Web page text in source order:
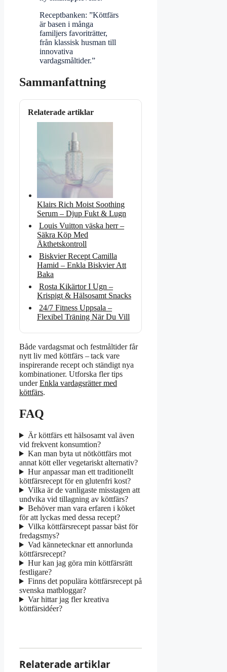
Receptbanken: ”Köttfärs
är basen i många
familjers favoriträtter,
från klassisk husman till
innovativa
vardagsmåltider.”
Sammanfattning
Relaterade artiklar
Klairs Rich Moist Soothing
Serum – Djup Fukt & Lugn
Louis Vuitton väska herr –
Säkra Köp Med
Äkthetskontroll
Biskvier Recept Camilla
Hamid – Enkla Biskvier Att
Baka
Rosta Kikärtor I Ugn –
Krispigt & Hälsosamt Snacks
24/7 Fitness Uppsala –
Flexibel Träning När Du Vill
Både vardagsmat och festmåltider får
nytt liv med köttfärs – tack vare
inspirerande recept och ständigt nya
kombinationer. Utforska fler tips
underEnkla vardagsrätter med
köttfärs.
FAQ
Är köttfärs ett hälsosamt val även
vid frekvent konsumtion?
Kan man byta ut nötköttfärs mot
annat kött eller vegetariskt alternativ?
Hur anpassar man ett traditionellt
köttfärsrecept för en glutenfri kost?
Vilka är de vanligaste misstagen att
undvika vid tillagning av köttfärs?
Behöver man vara erfaren i köket
för att lyckas med dessa recept?
Vilka köttfärsrecept passar bäst för
fredagsmys?
Vad kännetecknar ett annorlunda
köttfärsrecept?
Hur kan jag göra min köttfärsrätt
festligare?
Finns det populära köttfärsrecept på
svenska matbloggar?
Var hittar jag fler kreativa
köttfärsidéer?
Relaterade artiklar